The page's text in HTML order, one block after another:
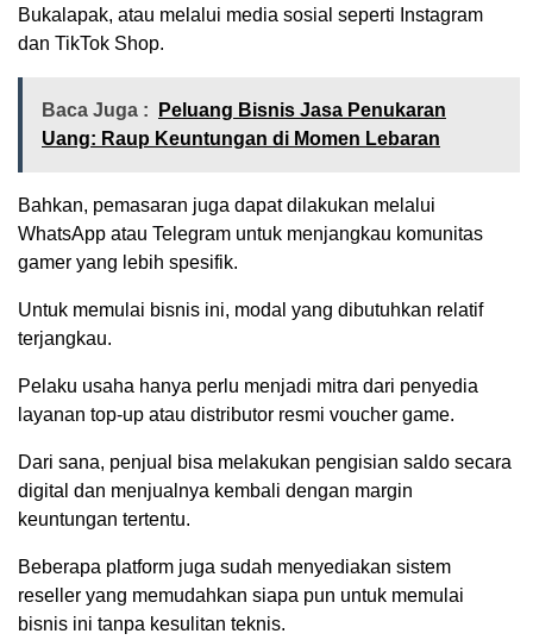
Bukalapak, atau melalui media sosial seperti Instagram
dan TikTok Shop.
Baca Juga :
Peluang Bisnis Jasa Penukaran
Uang: Raup Keuntungan di Momen Lebaran
Bahkan, pemasaran juga dapat dilakukan melalui
WhatsApp atau Telegram untuk menjangkau komunitas
gamer yang lebih spesifik.
Untuk memulai bisnis ini, modal yang dibutuhkan relatif
terjangkau.
Pelaku usaha hanya perlu menjadi mitra dari penyedia
layanan top-up atau distributor resmi voucher game.
Dari sana, penjual bisa melakukan pengisian saldo secara
digital dan menjualnya kembali dengan margin
keuntungan tertentu.
Beberapa platform juga sudah menyediakan sistem
reseller yang memudahkan siapa pun untuk memulai
bisnis ini tanpa kesulitan teknis.